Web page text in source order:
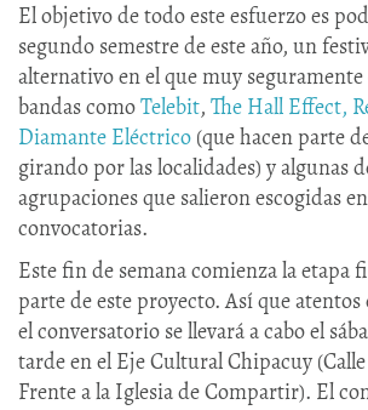
El objetivo de todo este esfuerzo es
segundo semestre de este año, un
alternativo en el que muy
bandas comoTelebit, The Hall Effect,
Diamante Eléctrico (que hacen parte
girando por las localidades) y algunas
agrupaciones que salieron escogidas
convocatorias.
Este fin de semana comienza la etapa
parte de este proyecto. Así que
el conversatorio se llevará a cabo el
tarde en el Eje Cultural Chipacuy (Calle
Frente a la Iglesia de Compartir). El